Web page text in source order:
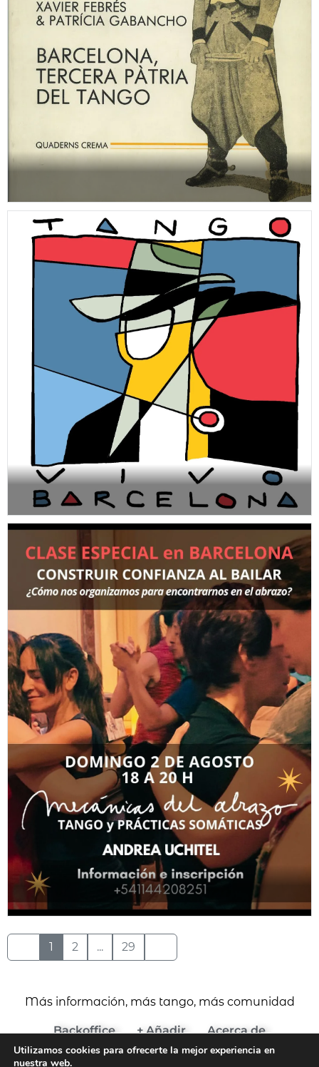
1 2 ... 29
Más información, más tango, más comunidad
Backoffice + Añadir
Acerca de
(c) 2024 Agenda del Tango
Utilizamos cookies para ofrecerte la mejor experiencia en
nuestra web.